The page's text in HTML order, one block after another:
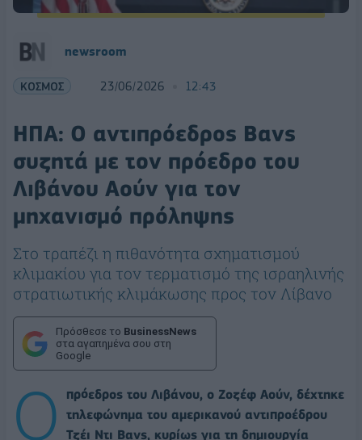
newsroom
ΚΟΣΜΟΣ 23/06/2026 12:43
ΗΠΑ: Ο αντιπρόεδρος Βανς
συζητά με τον πρόεδρο του
Λιβάνου Αούν για τον
μηχανισμό πρόληψης
Στο τραπέζι η πιθανότητα σχηματισμού
κλιμακίου για τον τερματισμό της ισραηλινής
στρατιωτικής κλιμάκωσης προς τον Λίβανο
Πρόσθεσε το BusinessNews
στα αγαπημένα σου στη
Google
Ο
πρόεδρος του Λιβάνου, ο Ζοζέφ Αούν, δέχτηκε
τηλεφώνημα του αμερικανού αντιπροέδρου
Τζέι Ντι Βανς, κυρίως για τη δημιουργία